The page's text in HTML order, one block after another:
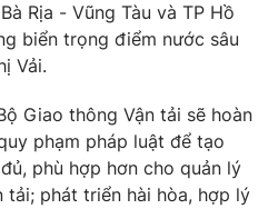
lai
Rịa - Vũng Tàu và TP Hồ
biển trọng điểm nước sâu
Vải.
Giao thông Vận tải sẽ hoàn
phạm pháp luật để tạo
phù hợp hơn cho quản lý
phát triển hài hòa, hợp lý